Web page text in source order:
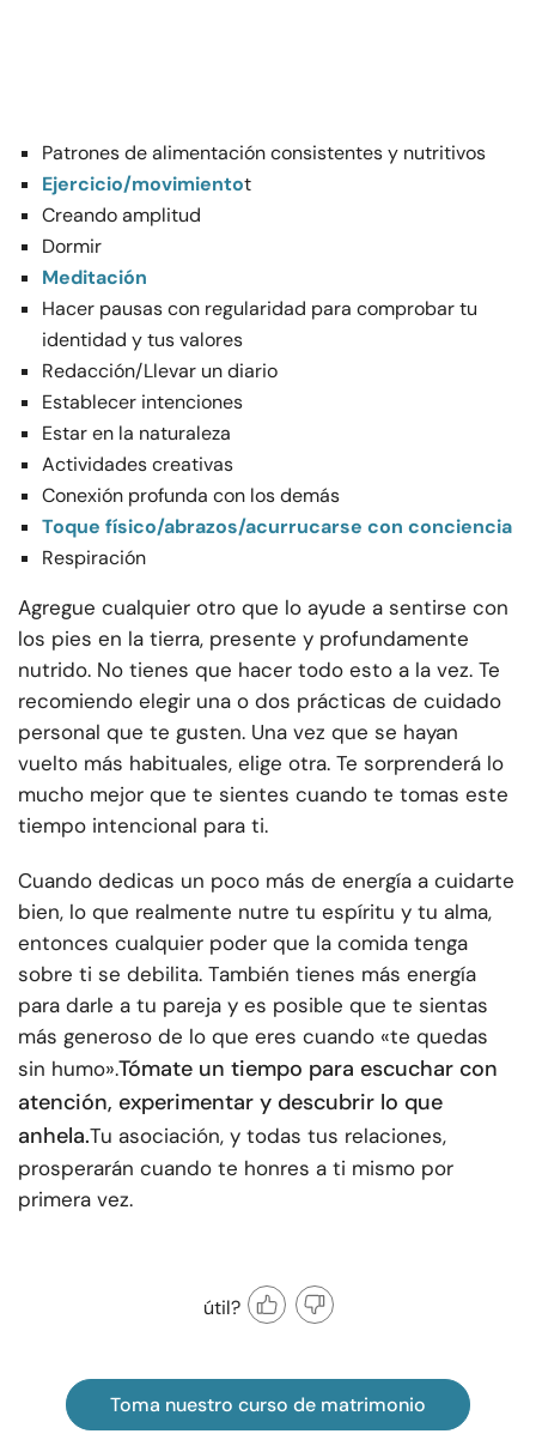
Patrones de alimentación consistentes y nutritivos
Ejercicio/movimientot
Creando amplitud
Dormir
Meditación
Hacer pausas con regularidad para comprobar tu
identidad y tus valores
Redacción/Llevar un diario
Establecer intenciones
Estar en la naturaleza
Actividades creativas
Conexión profunda con los demás
Toque físico/abrazos/acurrucarse con conciencia
Respiración
Agregue cualquier otro que lo ayude a sentirse con
los pies en la tierra, presente y profundamente
nutrido. No tienes que hacer todo esto a la vez. Te
recomiendo elegir una o dos prácticas de cuidado
personal que te gusten. Una vez que se hayan
vuelto más habituales, elige otra. Te sorprenderá lo
mucho mejor que te sientes cuando te tomas este
tiempo intencional para ti.
Cuando dedicas un poco más de energía a cuidarte
bien, lo que realmente nutre tu espíritu y tu alma,
entonces cualquier poder que la comida tenga
sobre ti se debilita. También tienes más energía
para darle a tu pareja y es posible que te sientas
más generoso de lo que eres cuando «te quedas
sin humo».Tómate un tiempo para escuchar con
atención, experimentar y descubrir lo que
anhela.Tu asociación, y todas tus relaciones,
prosperarán cuando te honres a ti mismo por
primera vez.
útil?
Toma nuestro curso de matrimonio